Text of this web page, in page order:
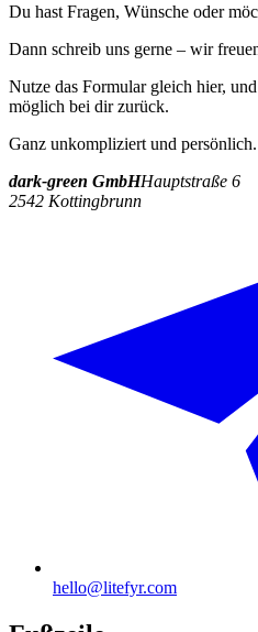
Du hast Fragen, Wünsche oder
Dann schreib uns gerne – wir
Nutze das Formular gleich hier,
möglich bei dir zurück.
Ganz unkompliziert und persönlich.
dark-green GmbHHauptstraße 6
2542 Kottingbrunn
hello@litefyr.com